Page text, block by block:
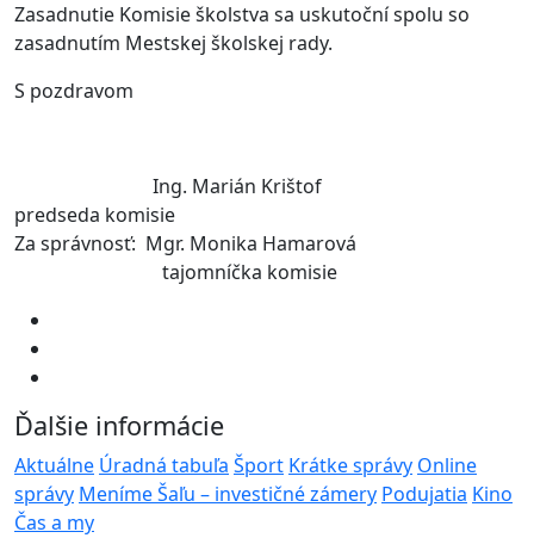
Zasadnutie Komisie školstva sa uskutoční spolu so
zasadnutím Mestskej školskej rady.
S pozdravom
Ing. Marián Krištof
predseda komisie
Za správnosť: Mgr. Monika Hamarová
tajomníčka komisie
Ďalšie informácie
Aktuálne Úradná tabuľa Šport Krátke správy Online
správy Meníme Šaľu – investičné zámery Podujatia Kino
Čas a my